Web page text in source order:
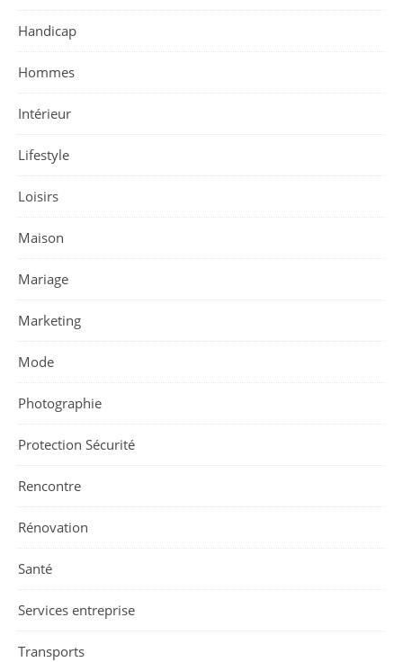
Handicap
Hommes
Intérieur
Lifestyle
Loisirs
Maison
Mariage
Marketing
Mode
Photographie
Protection Sécurité
Rencontre
Rénovation
Santé
Services entreprise
Transports